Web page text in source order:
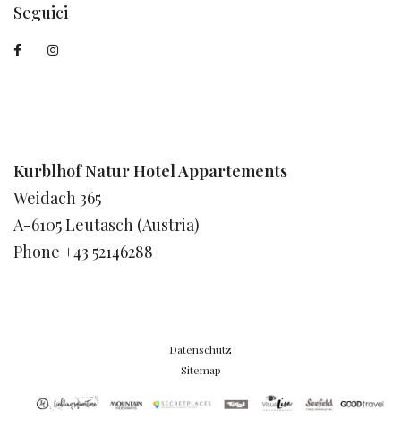
Seguici
Kurblhof Natur Hotel Appartements
Weidach 365
A-6105 Leutasch (Austria)
Phone +43 52146288
Datenschutz
Sitemap